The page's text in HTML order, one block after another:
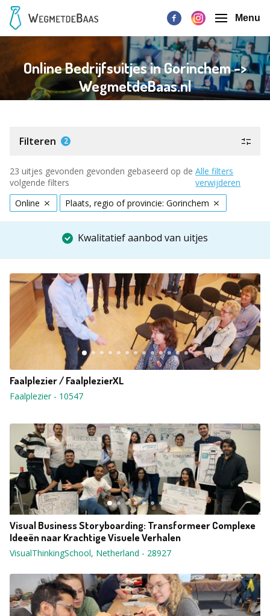
Menu
Online Bedrijfsuitjes in Gorinchem ->
WegmetdeBaas.nl
Filteren 2
23 uitjes gevonden gevonden gebaseerd op de
volgende filters
Alle filters
verwijderen
Online
Plaats, regio of provincie: Gorinchem
Kwalitatief aanbod van uitjes
Faalplezier / FaalplezierXL
Faalplezier- 10547
Visual Business Storyboarding: Transformeer Complexe
Ideeën naar Krachtige Visuele Verhalen
VisualThinkingSchool, Netherland - 28927